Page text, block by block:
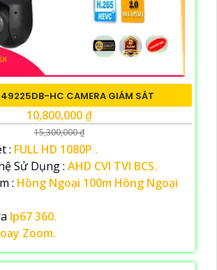
HC CAMERA GIÁM SÁT
10,800,000 ₫
15,300,000 ₫
: FULL HD 1080P .
Sử Dụng : AHD CVI TVI BCS.
: Hồng Ngoại 100m Hồng Ngoại
Ip67 360.
Zoom.